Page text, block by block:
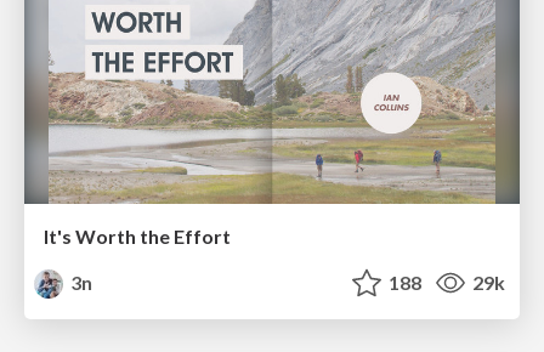
It's Worth the Effort
3n
188 29k